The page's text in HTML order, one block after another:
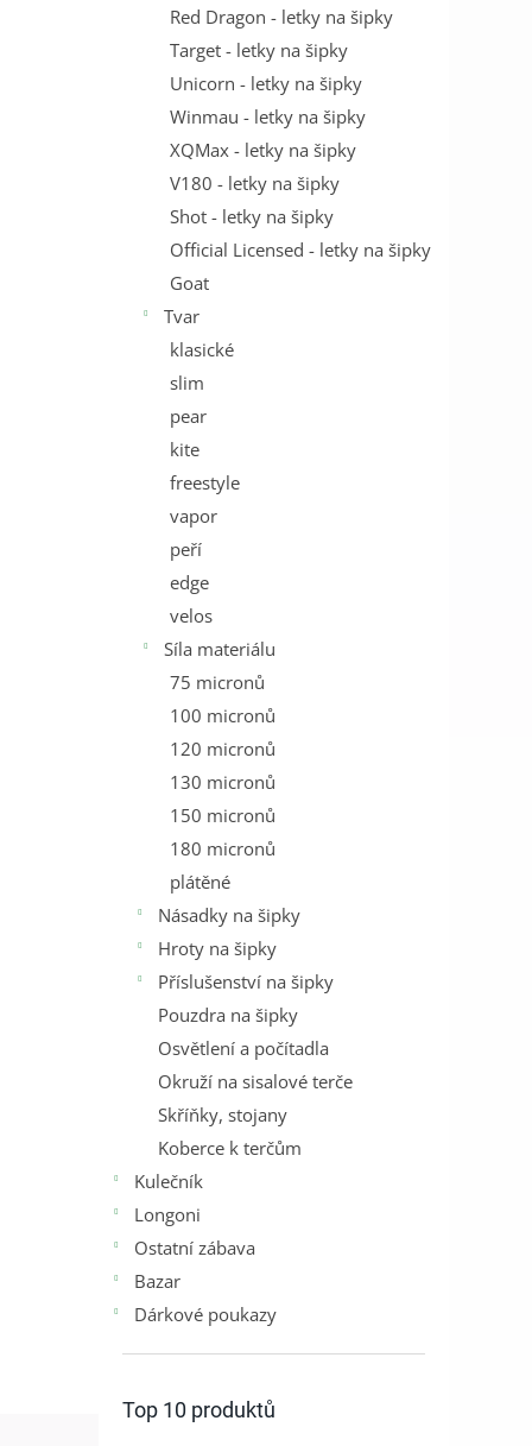
Red Dragon - letky na šipky
Target - letky na šipky
Unicorn - letky na šipky
Winmau - letky na šipky
XQMax - letky na šipky
V180 - letky na šipky
Shot - letky na šipky
Official Licensed - letky na šipky
Goat
Tvar
klasické
slim
pear
kite
freestyle
vapor
peří
edge
velos
Síla materiálu
75 micronů
100 micronů
120 micronů
130 micronů
150 micronů
180 micronů
plátěné
Násadky na šipky
Hroty na šipky
Příslušenství na šipky
Pouzdra na šipky
Osvětlení a počítadla
Okruží na sisalové terče
Skříňky, stojany
Koberce k terčům
Kulečník
Longoni
Ostatní zábava
Bazar
Dárkové poukazy
Top 10 produktů